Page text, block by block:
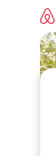
съдържанието